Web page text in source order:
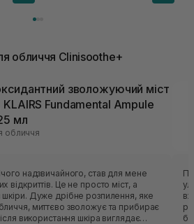
обличчя Clinisoothe+
зволожуючий міст
KLAIRS Fundamental Ampule
мл
обличчя
надзвичайного, став для мене
відкриттів. Це не просто міст, а
шкіри. Дуже дрібне розпилення, яке
миттєво зволожує та прибирає
використання шкіра виглядає